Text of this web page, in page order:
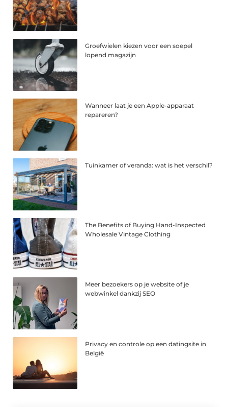
Groefwielen kiezen voor een soepel
lopend magazijn
Wanneer laat je een Apple-apparaat
repareren?
Tuinkamer of veranda: wat is het verschil?
The Benefits of Buying Hand-Inspected
Wholesale Vintage Clothing
Meer bezoekers op je website of je
webwinkel dankzij SEO
Privacy en controle op een datingsite in
België